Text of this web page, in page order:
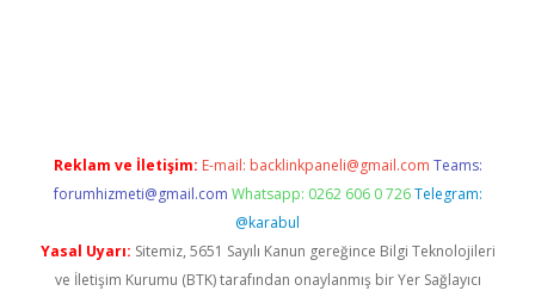
Reklam ve İletişim: E-mail: backlinkpaneli@gmail.com Teams:
forumhizmeti@gmail.com Whatsapp: 0262 606 0 726 Telegram:
@karabul
Yasal Uyarı: Sitemiz, 5651 Sayılı Kanun gereğince Bilgi Teknolojileri
ve İletişim Kurumu (BTK) tarafından onaylanmış bir Yer Sağlayıcı